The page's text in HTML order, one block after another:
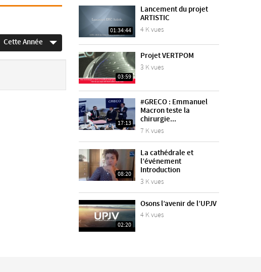
Cette Année
01:34:44
Lancement du projet
ARTISTIC
4 K vues
03:59
Projet VERTPOM
3 K vues
17:13
#GRECO : Emmanuel
Macron teste la
chirurgie...
7 K vues
08:20
La cathédrale et
l’événement
Introduction
3 K vues
02:20
Osons l’avenir de l’UPJV
4 K vues